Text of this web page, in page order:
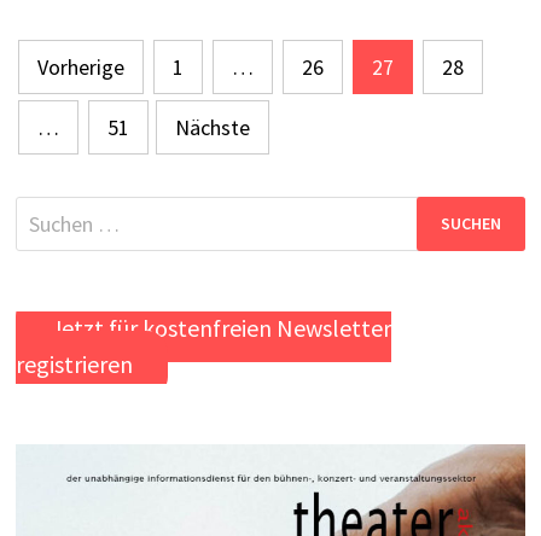
Seitennummerierung
der
Beiträge
Vorherige 1 … 26 27 28
… 51 Nächste
Suchen
nach:
Jetzt für kostenfreien Newsletter
registrieren